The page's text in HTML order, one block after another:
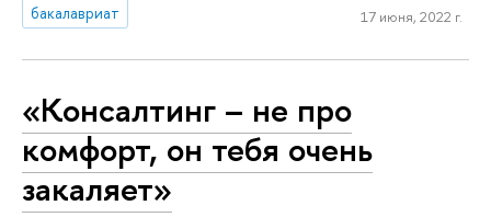
бакалавриат
17 июня, 2022 г.
«Консалтинг – не про
комфорт, он тебя очень
закаляет»